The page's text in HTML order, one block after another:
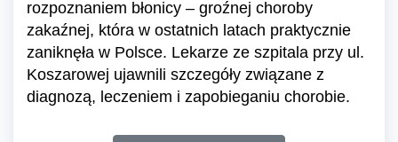
rozpoznaniem błonicy – groźnej choroby
zakaźnej, która w ostatnich latach praktycznie
zaniknęła w Polsce. Lekarze ze szpitala przy ul.
Koszarowej ujawnili szczegóły związane z
diagnozą, leczeniem i zapobieganiu chorobie.